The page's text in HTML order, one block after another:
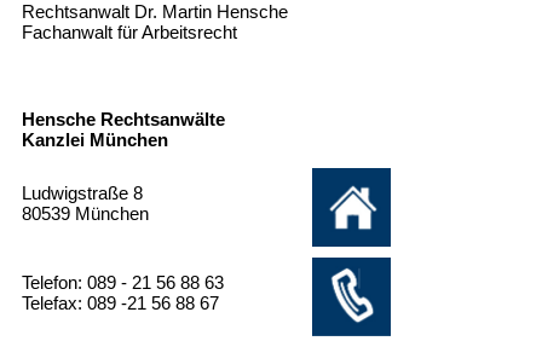
Rechtsanwalt Dr. Martin Hensche
Fachanwalt für Arbeitsrecht
Hensche Rechtsanwälte
Kanzlei München
Ludwigstraße 8
80539 München
Telefon: 089 - 21 56 88 63
Telefax: 089 -21 56 88 67